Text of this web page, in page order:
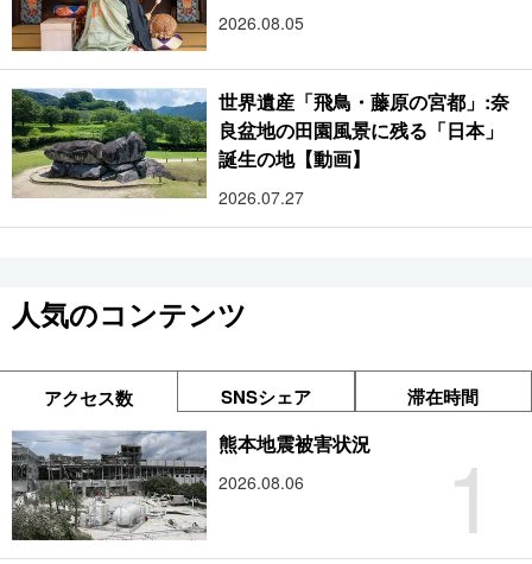
2026.08.05
世界遺産「飛鳥・藤原の宮都」:奈
良盆地の田園風景に残る「日本」
誕生の地【動画】
2026.07.27
人気のコンテンツ
アクセス数 SNSシェア 滞在時間
1
熊本地震被害状況
2026.08.06